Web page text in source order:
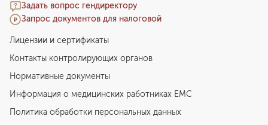
Задать вопрос гендиректору
Запрос документов для налоговой
Лицензии и сертификаты
Контакты контролирующих органов
Нормативные документы
Информация о медицинских работниках EMC
Политика обработки персональных данных